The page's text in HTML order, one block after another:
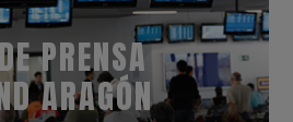
PRENSA
ARAGÓN